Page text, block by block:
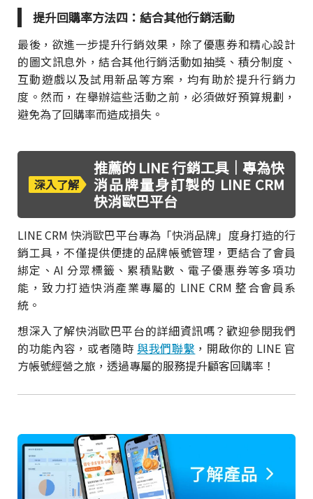
提升回購率方法四：結合其他行銷活動
最後，欲進一步提升行銷效果，除了優惠券和精心設計
的圖文訊息外，結合其他行銷活動如抽獎、積分制度、
互動遊戲以及試用新品等方案，均有助於提升行銷力
度。然而，在舉辦這些活動之前，必須做好預算規劃，
避免為了回購率而造成損失。
深入了解
推薦的 LINE 行銷工具｜專為快
消品牌量身訂製的 LINE CRM
快消歐巴平台
LINE CRM 快消歐巴平台專為「快消品牌」度身打造的行
銷工具，不僅提供便捷的品牌帳號管理，更結合了會員
綁定、AI 分眾標籤、累積點數、電子優惠券等多項功
能，致力打造快消產業專屬的 LINE CRM 整合會員系
統。
想深入了解快消歐巴平台的詳細資訊嗎？歡迎參閱我們
的功能內容，或者隨時 與我們聯繫 ，開啟你的 LINE 官
方帳號經營之旅，透過專屬的服務提升顧客回購率！